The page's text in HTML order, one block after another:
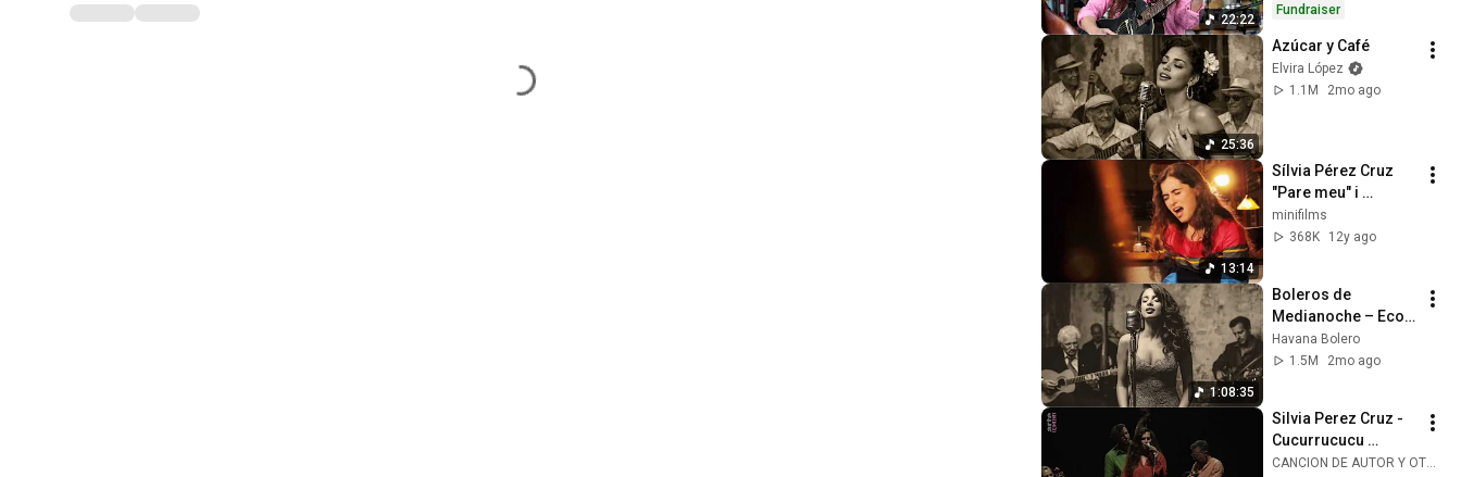
22:22
Fundraiser
25:36
Azúcar y Café
Elvira López
1.1M
2mo ago
13:14
Sílvia Pérez Cruz
"Pare meu" i
"Cucurrucucú
paloma" (Concerts
minifilms
368K
12y ago
1:08:35
Boleros de
Medianoche – Ecos
de La Habana
Havana Bolero
1.5M
2mo ago
Silvia Perez Cruz -
Cucurrucucu
paloma
CANCION DE AUTOR Y OTRAS HIERBAS. CONTRACORRIENTE